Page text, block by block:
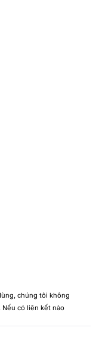
chúng tôi không
có liên kết nào